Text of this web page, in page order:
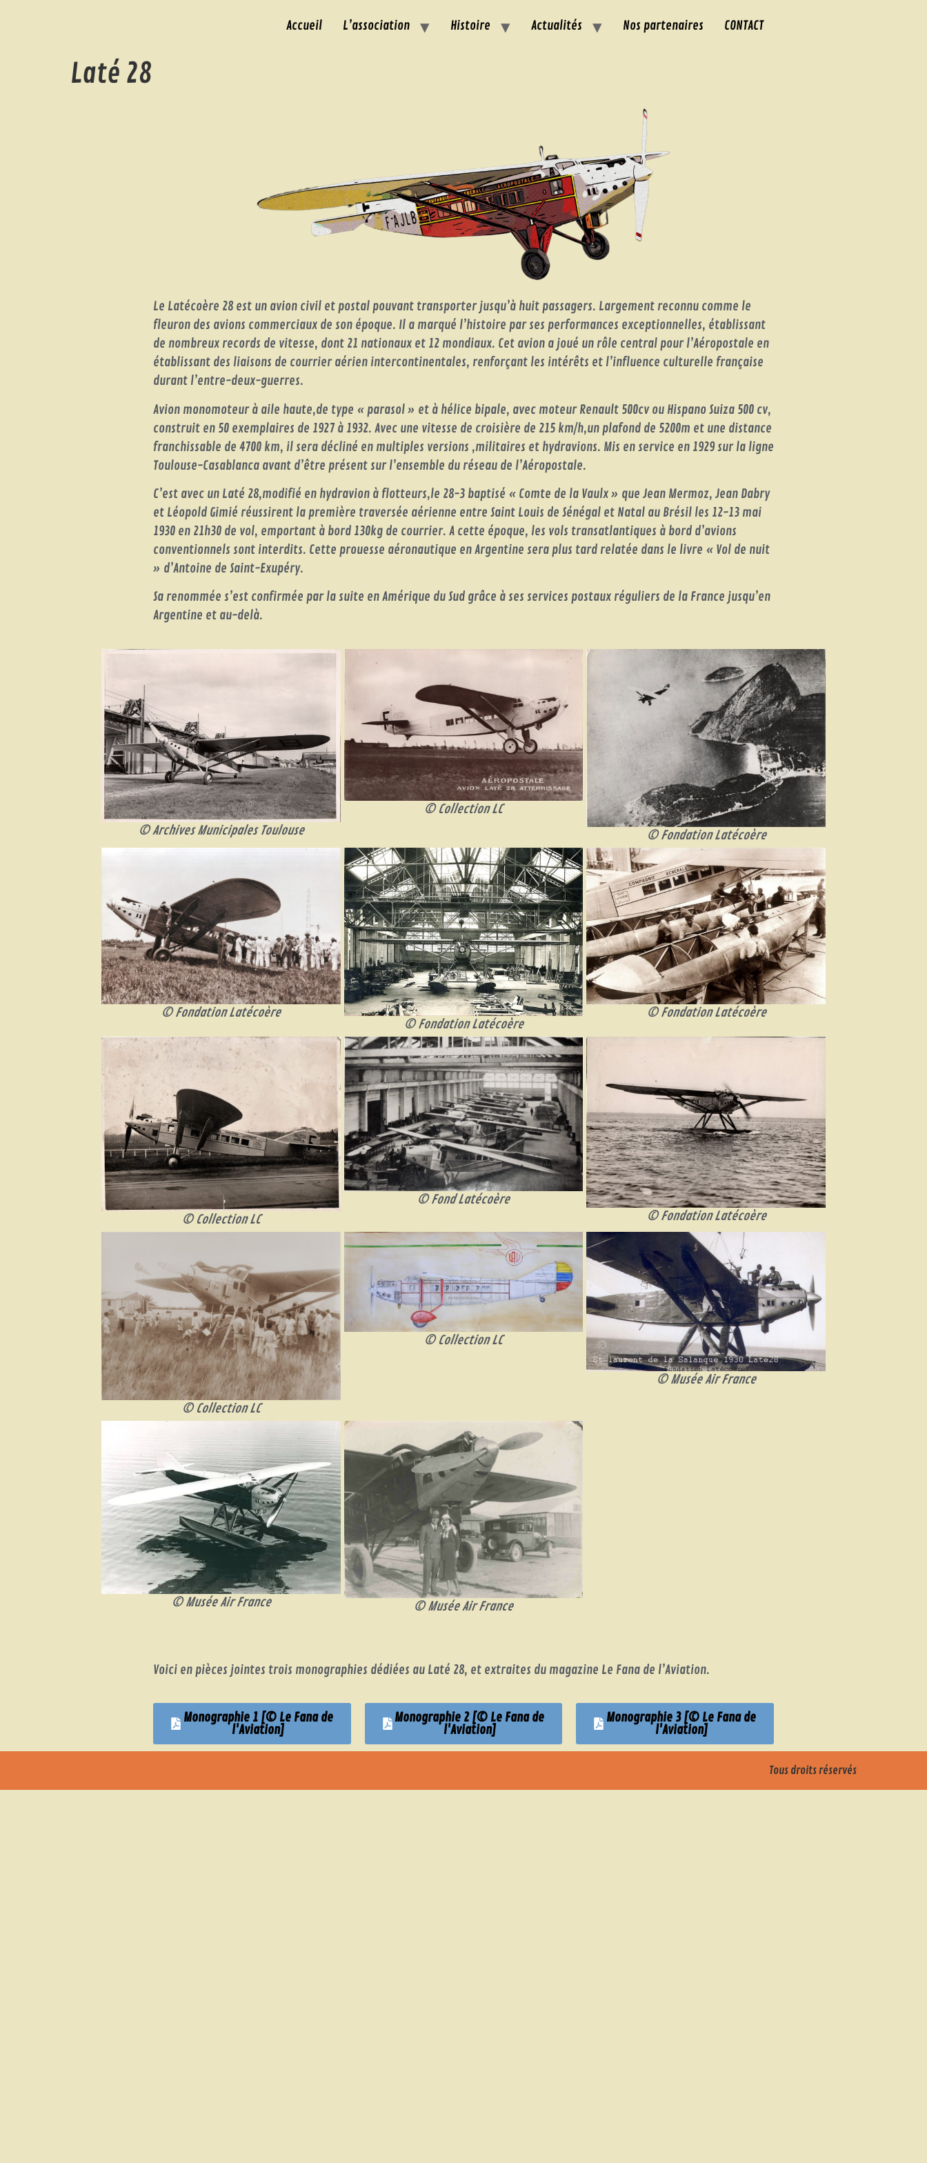
Accueil L’association Histoire Actualités Nos partenaires CONTACT
Laté 28
Le Latécoère 28 est un avion civil et postal pouvant transporter jusqu’à huit passagers. Largement reconnu comme le
fleuron des avions commerciaux de son époque. Il a marqué l’histoire par ses performances exceptionnelles, établissant
de nombreux records de vitesse, dont 21 nationaux et 12 mondiaux. Cet avion a joué un rôle central pour l’Aéropostale en
établissant des liaisons de courrier aérien intercontinentales, renforçant les intérêts et l’influence culturelle française
durant l’entre-deux-guerres.
Avion monomoteur à aile haute,de type « parasol » et à hélice bipale, avec moteur Renault 500cv ou Hispano Suiza 500 cv,
construit en 50 exemplaires de 1927 à 1932. Avec une vitesse de croisière de 215 km/h,un plafond de 5200m et une distance
franchissable de 4700 km, il sera décliné en multiples versions ,militaires et hydravions. Mis en service en 1929 sur la ligne
Toulouse-Casablanca avant d’être présent sur l’ensemble du réseau de l’Aéropostale.
C’est avec un Laté 28,modifié en hydravion à flotteurs,le 28-3 baptisé « Comte de la Vaulx » que Jean Mermoz, Jean Dabry
et Léopold Gimié réussirent la première traversée aérienne entre Saint Louis de Sénégal et Natal au Brésil les 12-13 mai
1930 en 21h30 de vol, emportant à bord 130kg de courrier. A cette époque, les vols transatlantiques à bord d’avions
conventionnels sont interdits. Cette prouesse aéronautique en Argentine sera plus tard relatée dans le livre « Vol de nuit
» d’Antoine de Saint-Exupéry.
Sa renommée s’est confirmée par la suite en Amérique du Sud grâce à ses services postaux réguliers de la France jusqu’en
Argentine et au-delà.
© Archives Municipales Toulouse
© Collection LC
© Fondation Latécoère
© Fondation Latécoère
© Fondation Latécoère
© Fondation Latécoère
© Collection LC
© Fond Latécoère
© Fondation Latécoère
© Collection LC
© Collection LC
© Musée Air France
© Musée Air France © Musée Air France
Voici en pièces jointes trois monographies dédiées au Laté 28, et extraites du magazine Le Fana de l’Aviation.
Monographie 1 [© Le Fana de
l'Aviation]
Monographie 2 [© Le Fana de
l'Aviation]
Monographie 3 [© Le Fana de
l'Aviation]
Tous droits réservés